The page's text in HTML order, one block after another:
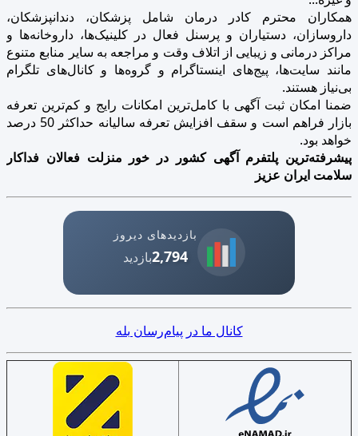
همکاران محترم کادر درمان شامل پزشکان، دندانپزشکان،
داروسازان، دستیاران و پرسنل فعال در کلینیک‌ها، داروخانه‌ها و
مراکز درمانی و زیبایی از اتلاف وقت و مراجعه به سایر منابع متنوع
مانند سایت‌ها، پیج‌های اینستاگرام و گروه‌ها و کانال‌های تلگرام
بی‌نیاز هستند.
ضمنا امکان ثبت آگهی با کامل‌ترین امکانات رایج و کم‌ترین تعرفه
بازار فراهم است و سقف افزایش تعرفه سالیانه حداکثر 50 درصد
خواهد بود.
پیشرفته‌ترین پلتفرم آگهی کشور در خور منزلت فعالان فداکار
سلامت ایران عزیز
بازدیدهای دیروز
2,794بازدید
کانال ما در پیام‌رسان بله